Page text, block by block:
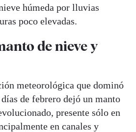
húmeda por lluvias
poco elevadas.
de nieve y
meteorológica que dominó
de febrero dejó un manto
presente sólo en
en canales y